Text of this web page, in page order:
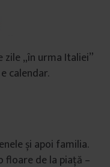
„în urma Italiei”
calendar.
și apoi familia.
floare de la piață –